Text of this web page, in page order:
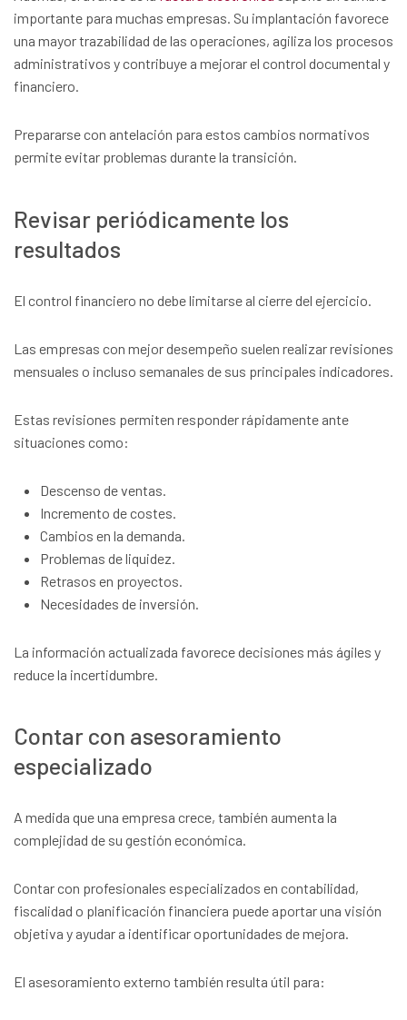
importante para muchas empresas. Su implantación favorece
una mayor trazabilidad de las operaciones, agiliza los procesos
administrativos y contribuye a mejorar el control documental y
financiero.
Prepararse con antelación para estos cambios normativos
permite evitar problemas durante la transición.
Revisar periódicamente los
resultados
El control financiero no debe limitarse al cierre del ejercicio.
Las empresas con mejor desempeño suelen realizar revisiones
mensuales o incluso semanales de sus principales indicadores.
Estas revisiones permiten responder rápidamente ante
situaciones como:
Descenso de ventas.
Incremento de costes.
Cambios en la demanda.
Problemas de liquidez.
Retrasos en proyectos.
Necesidades de inversión.
La información actualizada favorece decisiones más ágiles y
reduce la incertidumbre.
Contar con asesoramiento
especializado
A medida que una empresa crece, también aumenta la
complejidad de su gestión económica.
Contar con profesionales especializados en contabilidad,
fiscalidad o planificación financiera puede aportar una visión
objetiva y ayudar a identificar oportunidades de mejora.
El asesoramiento externo también resulta útil para: